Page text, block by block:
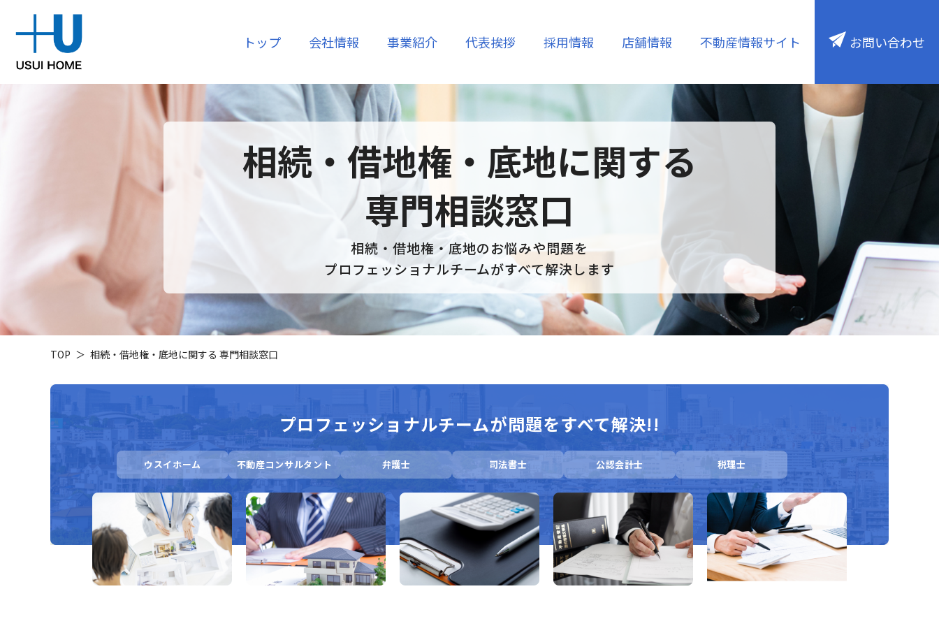
トップ 会社情報
コーポレート
事業紹介
売却 賃貸 注文住宅
リフォーム 不動産管理 高齢者支援 保険・ライフコンサル
空き家再生・活用 ウェルスマネジメント
代表挨拶 採用情報 店舗情報 不動産情報サイト お問い合わせ
相続・借地権・底地に関する
専門相談窓口
相続・借地権・底地のお悩みや問題を
プロフェッショナルチームがすべて解決します
TOP 相続・借地権・底地に関する 専門相談窓口
プロフェッショナルチームが問題をすべて解決!!
ウスイホーム 不動産コンサルタント 弁護士 司法書士 公認会計士 税理士